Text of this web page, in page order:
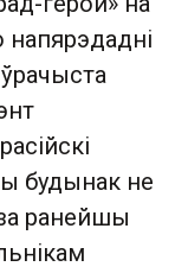
будынак не
ранейшы